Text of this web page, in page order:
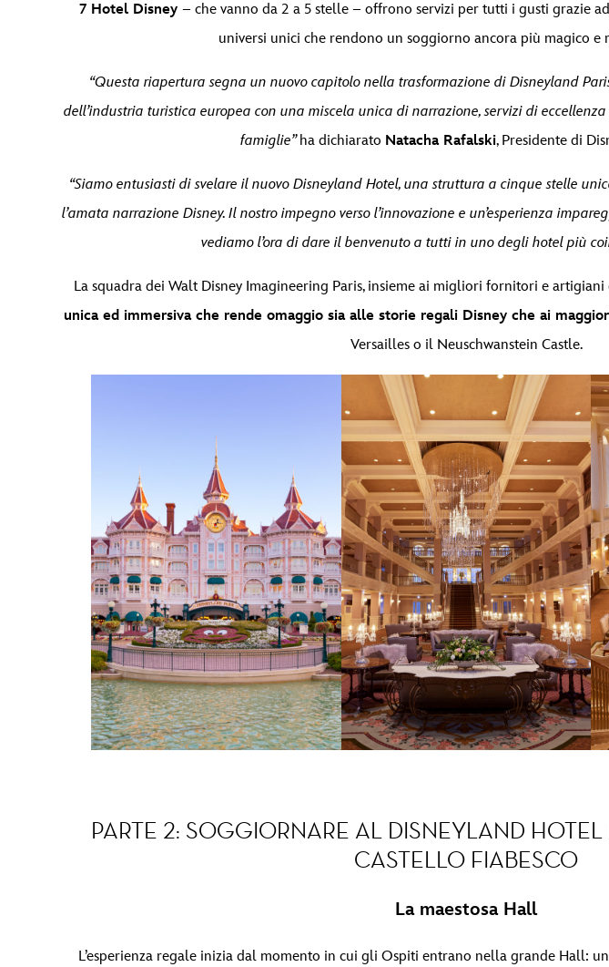
7 Hotel Disney – che vanno da 2 a 5 stelle – offrono servizi per tutti i gusti grazie
universi unici che rendono un soggiorno ancora più magico e
“Questa riapertura segna un nuovo capitolo nella trasformazione di Disneyland
dell’industria turistica europea con una miscela unica di narrazione, servizi di
famiglie”ha dichiarato Natacha Rafalski, Presidente di
“Siamo entusiasti di svelare il nuovo Disneyland Hotel, una struttura a cinque stelle
l’amata narrazione Disney. Il nostro impegno verso l’innovazione e un’esperienza
vediamo l’ora di dare il benvenuto a tutti in uno degli hotel più
La squadra dei Walt Disney Imagineering Paris, insieme ai migliori fornitori e
unica ed immersiva che rende omaggio sia alle storie regali Disney che ai
Versailles o il Neuschwanstein Castle.
PARTE 2: SOGGIORNARE AL DISNEYLAND
CASTELLO FIABESCO
La maestosa Hall
L’esperienza regale inizia dal momento in cui gli Ospiti entrano nella grande Hall: